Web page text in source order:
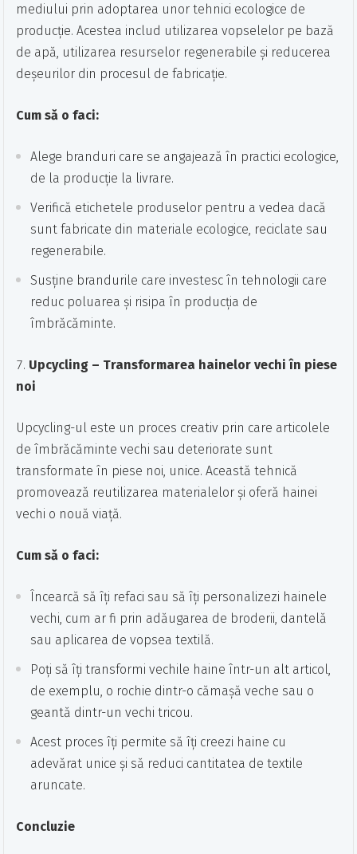
mediului prin adoptarea unor tehnici ecologice de
producție. Acestea includ utilizarea vopselelor pe bază
de apă, utilizarea resurselor regenerabile și reducerea
deșeurilor din procesul de fabricație.
Cum să o faci:
Alege branduri care se angajează în practici ecologice,
de la producție la livrare.
Verifică etichetele produselor pentru a vedea dacă
sunt fabricate din materiale ecologice, reciclate sau
regenerabile.
Susține brandurile care investesc în tehnologii care
reduc poluarea și risipa în producția de
îmbrăcăminte.
Upcycling – Transformarea hainelor vechi în piese
noi
Upcycling-ul este un proces creativ prin care articolele
de îmbrăcăminte vechi sau deteriorate sunt
transformate în piese noi, unice. Această tehnică
promovează reutilizarea materialelor și oferă hainei
vechi o nouă viață.
Cum să o faci:
Încearcă să îți refaci sau să îți personalizezi hainele
vechi, cum ar fi prin adăugarea de broderii, dantelă
sau aplicarea de vopsea textilă.
Poți să îți transformi vechile haine într-un alt articol,
de exemplu, o rochie dintr-o cămașă veche sau o
geantă dintr-un vechi tricou.
Acest proces îți permite să îți creezi haine cu
adevărat unice și să reduci cantitatea de textile
aruncate.
Concluzie